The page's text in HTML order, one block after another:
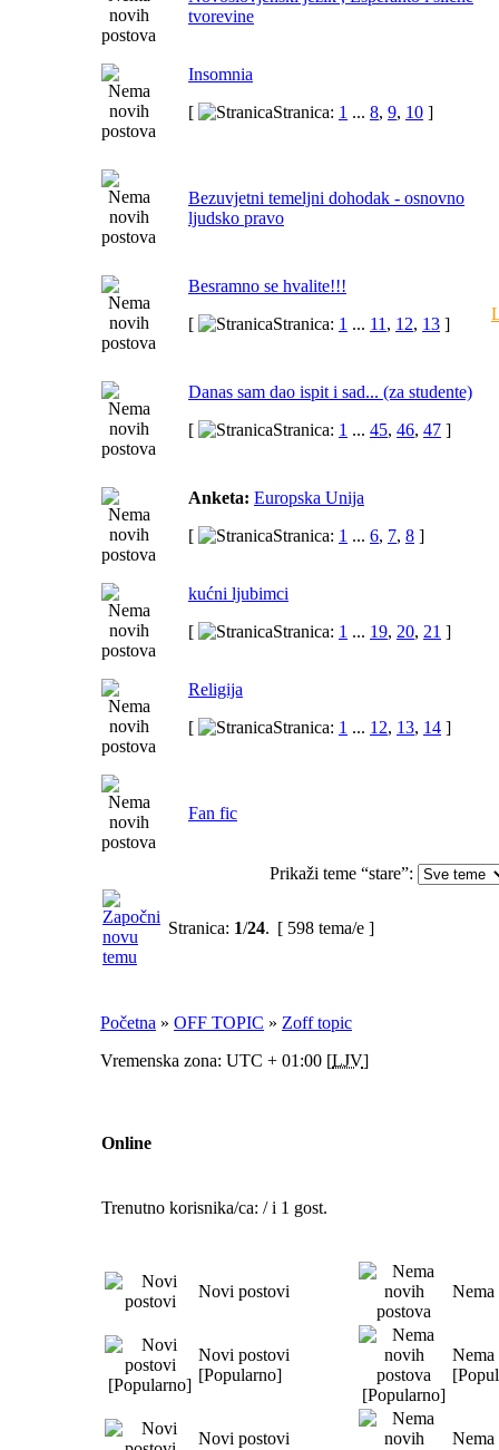
tvorevine
Insomnia
[
Stranica: 1 ... 8, 9, 10 ]
Bezuvjetni temeljni dohodak - osnovno
ljudsko pravo
Besramno se hvalite!!!
[
Stranica: 1 ... 11 , 12, 13 ]
Danas sam dao ispit i sad... (za studente)
[
Stranica: 1 ... 45, 46, 47 ]
Anketa: Europska Unija
[
Stranica: 1 ... 6, 7, 8 ]
kućni ljubimci
[
Stranica: 1 ... 19, 20, 21 ]
Religija
[
Stranica: 1 ... 12, 13, 14 ]
Fan fic
Prikaži teme “stare”:
Stranica: 1/24. [ 598 tema/e ]
Početna » OFF TOPIC » Zoff topic
Vremenska zona: UTC + 01:00 [LJV]
Online
Trenutno korisnika/ca: / i 1 gost.
Novi postovi Nema
Novi postovi
[Popularno]
Nema
Novi postovi
Nema